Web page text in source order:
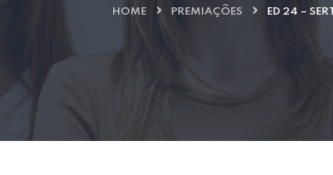
HOME PREMIAÇÕES ED 24 –